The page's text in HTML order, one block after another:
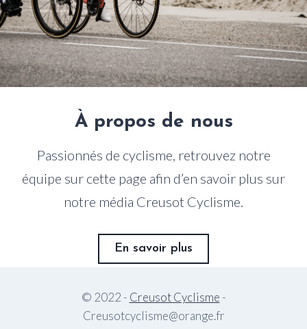
À propos de nous
Passionnés de cyclisme, retrouvez notre
équipe sur cette page afin d’en savoir plus sur
notre média Creusot Cyclisme.
En savoir plus
© 2022 - Creusot Cyclisme -
Creusotcyclisme@orange.fr